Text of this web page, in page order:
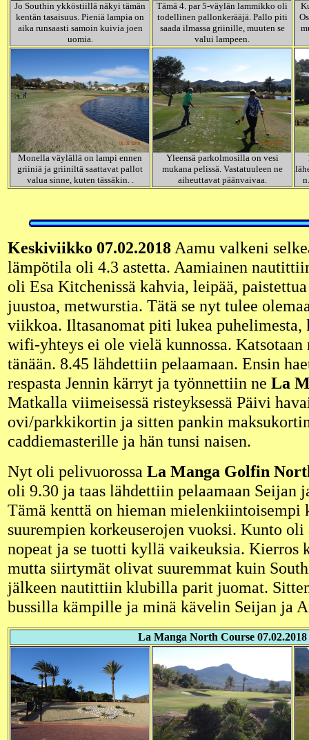
Jo Southin ykköstiillä näkyi tämän
kentän tasaisuus. Pieniä lampia on
aika runsaasti samoin kuivia joen
uomia.
Tämä 4. par 5-väylän lammikko oli
todellinen pallonkerääjä. Pallo piti
saada ilmassa griinille, muuten se
valui lampeen.
Monella väylällä on lampi ennen
griiniä ja griiniltä saattavat pallot
valua sinne, kuten tässäkin. .
Yleensä parkolmosilla on vesi
mukana pelissä. Vastatuuleen ne
aiheuttavat päänvaivaa.
Keskiviikko 07.02.2018Aamu valkeni
lämpötila oli 4.3 astetta. Aamiainen
oli Esa Kitchenissä kahvia, leipää,
juustoa, metwurstia. Tätä se nyt tulee
viikkoa. Iltasanomat piti lukea puhelimesta,
wifi-yhteys ei ole vielä kunnossa. Katsotaan
tänään. 8.45 lähdettiin pelaamaan. Ensin
respasta Jennin kärryt ja työnnettiin ne La
Matkalla viimeisessä risteyksessä Päivi
ovi/parkkikortin ja sitten pankin
caddiemasterille ja hän tunsi naisen.
Nyt oli pelivuorossa La Manga Golfin
oli 9.30 ja taas lähdettiin pelaamaan Seijan
Tämä kenttä on hieman mielenkiintoisempi
suurempien korkeuserojen vuoksi. Kunto
nopeat ja se tuotti kyllä vaikeuksia. Kierros
mutta siirtymät olivat suuremmat kuin
jälkeen nautittiin klubilla parit juomat.
bussilla kämpille ja minä kävelin Seijan ja
La Manga North Course 07.02.2018